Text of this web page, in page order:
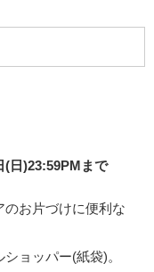
(日)23:59PMまで
お片づけに便利な
ショッパー(紙袋)。